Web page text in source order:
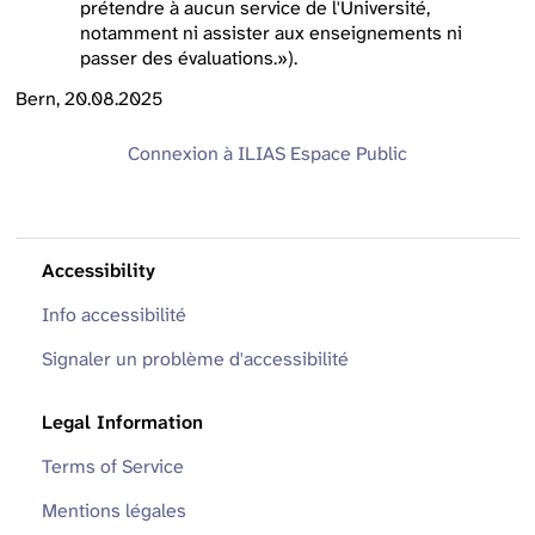
prétendre à aucun service de l'Université,
notamment ni assister aux enseignements ni
passer des évaluations.»).
Bern, 20.08.2025
Connexion à ILIAS Espace Public
Accessibility
Info accessibilité
Signaler un problème d'accessibilité
Legal Information
Terms of Service
Mentions légales